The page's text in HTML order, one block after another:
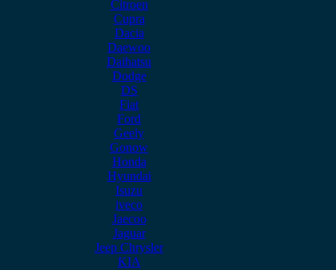
Citroen
Cupra
Dacia
Daewoo
Daihatsu
Dodge
DS
Fiat
Ford
Geely
Gonow
Honda
Hyundai
Isuzu
iveco
Jaecoo
Jaguar
Jeep Chrysler
KIA